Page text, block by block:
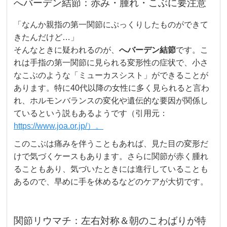
へバーデン結節：赤み・腫れ・こぶに要注意
「なんか親指の第一関節にぷっくりしたものができて
きたんだけど…」
そんなときに疑われるのが、へバーデン結節です。こ
れは手指の第一関節に見られる変形性の症状で、小さ
なこぶのような「ミューカスシスト」ができることが
あります。特に40代以降の女性に多く見られると言わ
れ、ホルモンバランスの変化や遺伝的な要因が関係し
ているという説もあるようです（引用元：
https://www.joa.or.jp/）。
このこぶは痛みを伴うこともあれば、見た目の変形だ
けで気づくケースもあります。さらに関節が赤く腫れ
ることもあり、気づいたときには進行していることも
あるので、早めに手を休めるなどのケアが大切です。
関節リウマチ：左右対称＆朝のこわばりが特